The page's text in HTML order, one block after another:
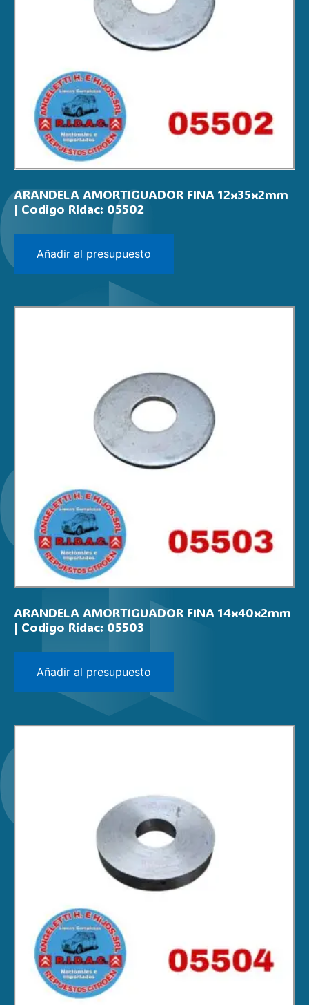
ARANDELA AMORTIGUADOR FINA 12x35x2mm
| Codigo Ridac: 05502
Añadir al presupuesto
ARANDELA AMORTIGUADOR FINA 14x40x2mm
| Codigo Ridac: 05503
Añadir al presupuesto